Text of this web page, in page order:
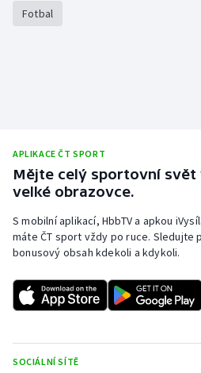
Rychlobruslení
Stolní tenis
Veslování
Vodní slalom
Ostatní
Fotbal
APLIKACE ČT SPORT
Mějte celý sportovní svět
velké obrazovce.
S mobilní aplikací, HbbTV a apkou
máte ČT sport vždy po ruce. Sledujte
bonusový obsah kdekoli a kdykoli.
SOCIÁLNÍ SÍTĚ